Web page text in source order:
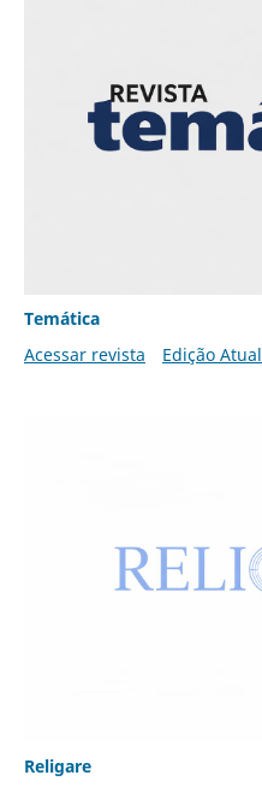
Temática
Acessar revista
Edição Atual
Religare